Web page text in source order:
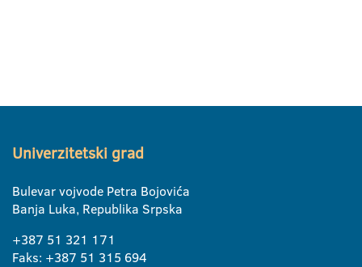
Univerzitetski grad
Bulevar vojvode Petra Bojovića
Banja Luka, Republika Srpska
+387 51 321 171
Faks: +387 51 315 694